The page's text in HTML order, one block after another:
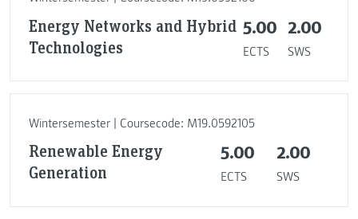
Energy Networks and Hybrid
Technologies
5.00
ECTS
2.00
SWS
Wintersemester | Coursecode: M19.0592105
Renewable Energy
Generation
5.00
ECTS
2.00
SWS